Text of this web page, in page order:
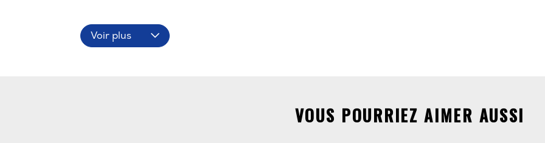
Voir plus
VOUS POURRIEZ AIMER AUSSI